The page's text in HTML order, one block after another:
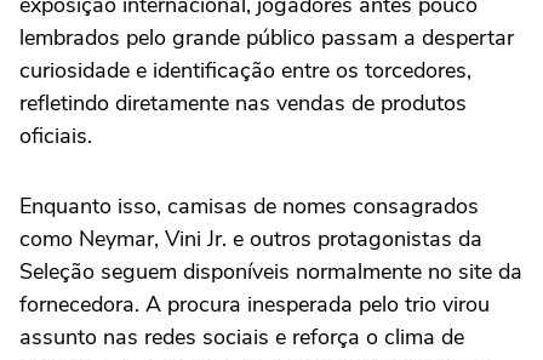
lembrados pelo grande público passam a despertar
curiosidade e identificação entre os torcedores,
refletindo diretamente nas vendas de produtos
oficiais.
Enquanto isso, camisas de nomes consagrados
como Neymar, Vini Jr. e outros protagonistas da
Seleção seguem disponíveis normalmente no site da
fornecedora. A procura inesperada pelo trio virou
assunto nas redes sociais e reforça o clima de